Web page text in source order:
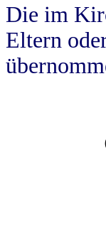
Die im
Eltern